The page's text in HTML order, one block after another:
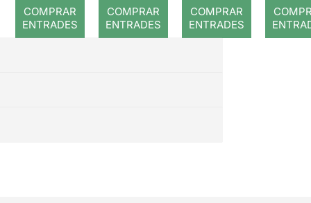
COMPRAR
ENTRADES
COMPRAR
ENTRADES
COMPRAR
ENTRADES